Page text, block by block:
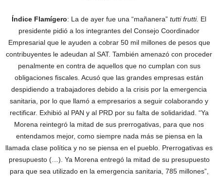
Índice Flamígero: La de ayer fue una “mañanera” tutti frutti. El
presidente pidió a los integrantes del Consejo Coordinador
Empresarial que le ayuden a cobrar 50 mil millones de pesos que
contribuyentes le adeudan al SAT. También amenazó con proceder
penalmente en contra de aquellos que no cumplan con sus
obligaciones fiscales. Acusó que las grandes empresas están
despidiendo a trabajadores debido a la crisis por la emergencia
sanitaria, por lo que llamó a empresarios a seguir colaborando y
rectificar. Exhibió al PAN y al PRD por su falta de solidaridad. “Ya
Morena reintegró la mitad de sus prerrogativas, para que nos
entendamos mejor, como siempre nada más se piensa en la
llamada clase política y no se piensa en el pueblo. Prerrogativas es
presupuesto (…). Ya Morena entregó la mitad de su presupuesto
para que sea utilizado en la emergencia sanitaria, 785 millones”,